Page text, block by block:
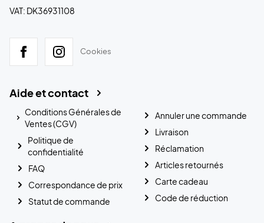
VAT: DK36931108
Cookies
Aide et contact
Conditions Générales de
Ventes (CGV)
Politique de
confidentialité
FAQ
Correspondance de prix
Statut de commande
Annuler une commande
Livraison
Réclamation
Articles retournés
Carte cadeau
Code de réduction